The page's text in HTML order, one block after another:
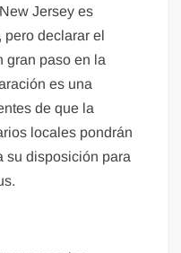
Jersey es
pero declarar el
gran paso en la
es una
de que la
locales pondrán
su disposición para